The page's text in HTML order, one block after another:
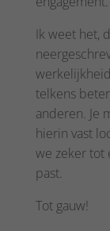
Ik weet het,
telkens
anderen. Je
hierin vast
we zeker tot
past.
Tot gauw!